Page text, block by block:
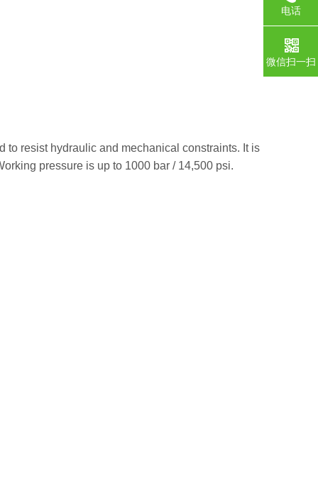
resist hydraulic and mechanical constraints. It is
pressure is up to 1000 bar / 14,500 psi.
电话
微信扫一扫